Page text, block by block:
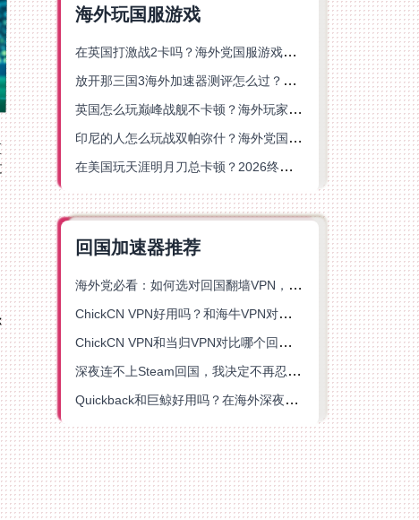
海外玩国服游戏
在英国打激战2卡吗？海外党国服游戏不卡顿的终极解决方案
放开那三国3海外加速器测评怎么过？海外党亲测有效的国服游戏加速指南
英国怎么玩巅峰战舰不卡顿？海外玩家国服游戏加速器终极指南
印尼的人怎么玩战双帕弥什？海外党国服游戏加速避坑指南
在美国玩天涯明月刀总卡顿？2026终极指南：选对加速器让你丝滑连招
回国加速器推荐
海外党必看：如何选对回国翻墙VPN，无缝解锁国内资源？
ChickCN VPN好用吗？和海牛VPN对比哪个回国效果更好？
ChickCN VPN和当归VPN对比哪个回国效果更好？海外党亲测后选了它
深夜连不上Steam回国，我决定不再忍受这数字鸿沟
Quickback和巨鲸好用吗？在海外深夜想刷B站、追爱奇艺的你，或许正需要这份答案